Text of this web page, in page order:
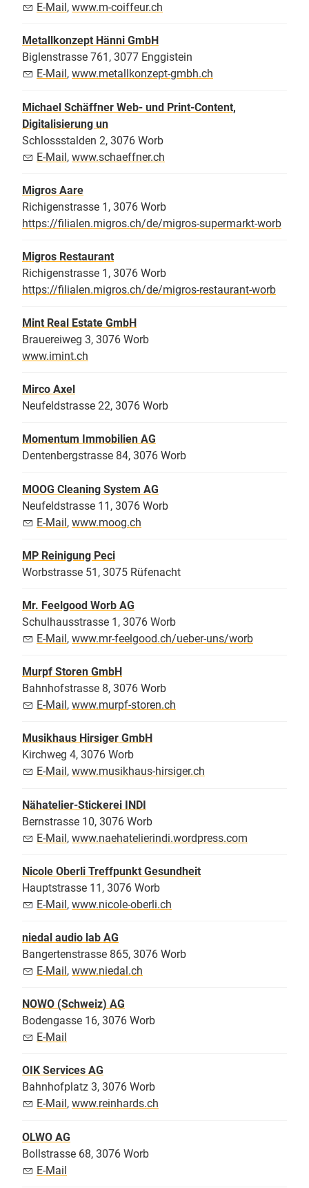
E-Mail, www.m-coiffeur.ch
Metallkonzept Hänni GmbH
Biglenstrasse 761, 3077 Enggistein
E-Mail , www.metallkonzept-gmbh.ch
Michael Schäffner Web- und Print-Content,
Digitalisierung un
Schlossstalden 2, 3076 Worb
E-Mail, www.schaeffner.ch
Migros Aare
Richigenstrasse 1, 3076 Worb
https://filialen.migros.ch/de/migros-supermarkt-worb
Migros Restaurant
Richigenstrasse 1, 3076 Worb
https://filialen.migros.ch/de/migros-restaurant-worb
Mint Real Estate GmbH
Brauereiweg 3, 3076 Worb
www.imint.ch
Mirco Axel
Neufeldstrasse 22, 3076 Worb
Momentum Immobilien AG
Dentenbergstrasse 84, 3076 Worb
MOOG Cleaning System AG
Neufeldstrasse 11, 3076 Worb
E-Mail, www.moog.ch
MP Reinigung Peci
Worbstrasse 51, 3075 Rüfenacht
Mr. Feelgood Worb AG
Schulhausstrasse 1, 3076 Worb
E-Mail, www.mr-feelgood.ch/ueber-uns/worb
Murpf Storen GmbH
Bahnhofstrasse 8, 3076 Worb
E-Mail , www.murpf-storen.ch
Musikhaus Hirsiger GmbH
Kirchweg 4, 3076 Worb
E-Mail , www.musikhaus-hirsiger.ch
Nähatelier-Stickerei INDI
Bernstrasse 10, 3076 Worb
E-Mail, www.naehatelierindi.wordpress.com
Nicole Oberli Treffpunkt Gesundheit
Hauptstrasse 11, 3076 Worb
E-Mail, www.nicole-oberli.ch
niedal audio lab AG
Bangertenstrasse 865, 3076 Worb
E-Mail, www.niedal.ch
NOWO (Schweiz) AG
Bodengasse 16, 3076 Worb
E-Mail
OIK Services AG
Bahnhofplatz 3, 3076 Worb
E-Mail , www.reinhards.ch
OLWO AG
Bollstrasse 68, 3076 Worb
E-Mail